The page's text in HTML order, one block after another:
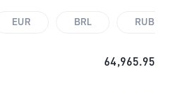
EUR BRL RUB
64,965.95